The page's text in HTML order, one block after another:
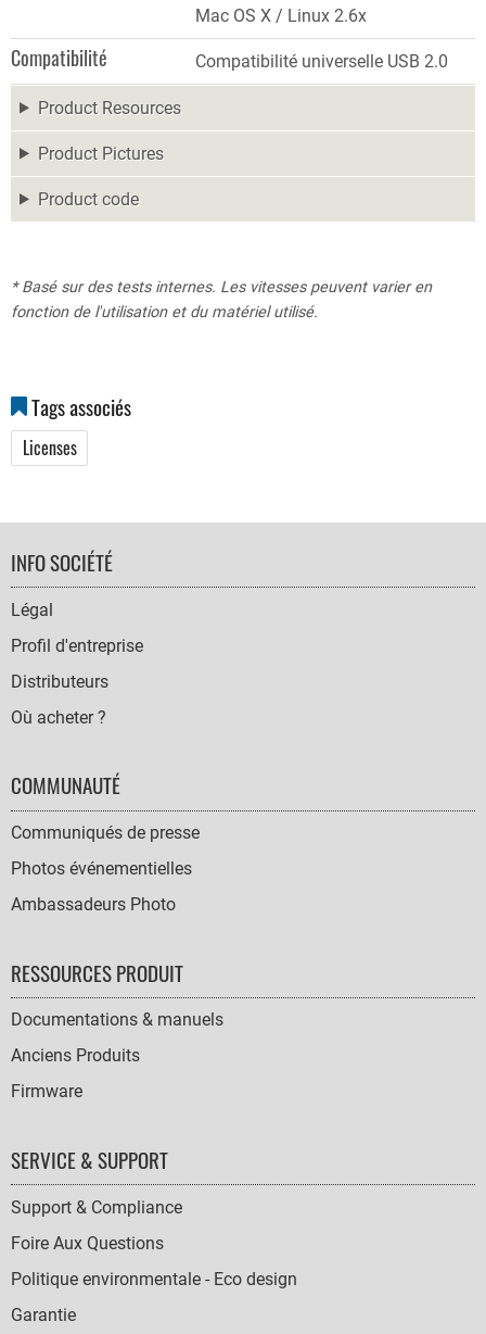
Mac OS X / Linux 2.6x
Compatibilité Compatibilité universelle USB 2.0
Product Resources
Product Pictures
Product code
* Basé sur des tests internes. Les vitesses peuvent varier en
fonction de l'utilisation et du matériel utilisé.
Tags associés
Licenses
FOOTER
NAVIGATION
INFO SOCIÉTÉ
Légal
Profil d'entreprise
Distributeurs
Où acheter ?
COMMUNAUTÉ
Communiqués de presse
Photos événementielles
Ambassadeurs Photo
RESSOURCES PRODUIT
Documentations & manuels
Anciens Produits
Firmware
SERVICE & SUPPORT
Support & Compliance
Foire Aux Questions
Politique environmentale - Eco design
Garantie